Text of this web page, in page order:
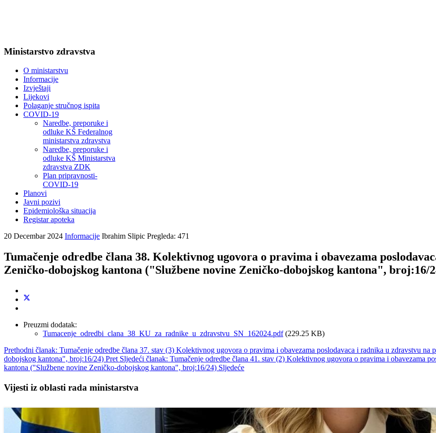
Ministarstvo zdravstva
O ministarstvu
Informacije
Izvještaji
Lijekovi
Polaganje stručnog ispita
COVID-19
Naredbe, preporuke i
odluke KŠ Federalnog
ministarstva zdravstva
Naredbe, preporuke i
odluke KŠ Ministarstva
zdravstva ZDK
Plan pripravnosti-
COVID-19
Planovi
Javni pozivi
Epidemiološka situacija
Registar apoteka
20 Decembar 2024 Informacije Ibrahim Slipic Pregleda: 471
Tumačenje odredbe člana 38. Kolektivnog ugovora o pravima i obavezama
Zeničko-dobojskog kantona ("Službene novine Zeničko-dobojskog kantona", broj:16/
Preuzmi dodatak:
Tumacenje_odredbi_clana_38_KU_za_radnike_u_zdravstvu_SN_162024.pdf(229.25 KB)
Prethodni članak: Tumačenje odredbe člana 37. stav (3) Kolektivnog ugovora o pravima i obavezama poslodavaca i radnika u zdravstvu
dobojskog kantona", broj:16/24) Pret Sljedeći članak: Tumačenje odredbe člana 41. stav (2) Kolektivnog ugovora o pravima i obavezama
kantona ("Službene novine Zeničko-dobojskog kantona", broj:16/24) Sljedeće
Vijesti iz oblasti rada ministarstva